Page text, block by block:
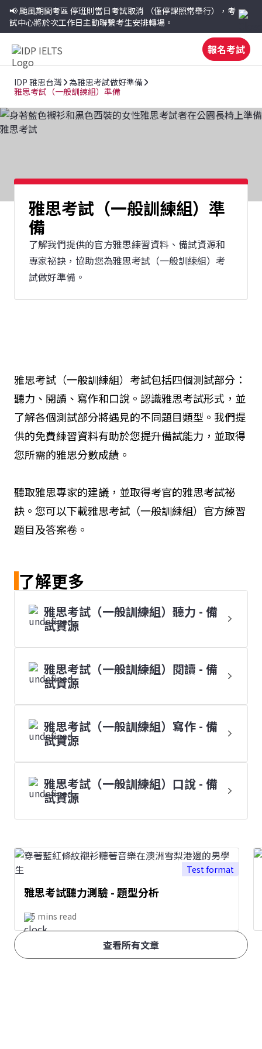
📢 颱風期間考區 停班則當日考試取消
（僅停課照常舉行），考
試中心將於次工作日主動聯繫考生安排轉場。
報名考試
IDP 雅思台灣 為雅思考試做好準備
雅思考試（一般訓練組）準備
雅思考試（一般訓練組）準
備
了解我們提供的官方雅思練習資料、備試資源和
專家祕訣，協助您為雅思考試（一般訓練組）考
試做好準備。
雅思考試（一般訓練組）考試包括四個測試部分：
聽力、閱讀、寫作和口說。認識雅思考試形式，並
了解各個測試部分將遇見的不同題目類型。我們提
供的免費練習資料有助於您提升備試能力，並取得
您所需的雅思分數成績。
聽取雅思專家的建議，並取得考官的雅思考試祕
訣。您可以下載雅思考試（一般訓練組）官方練習
題目及答案卷。
了解更多
雅思考試（一般訓練組）聽力 - 備
試資源
雅思考試（一般訓練組）閱讀 - 備
試資源
雅思考試（一般訓練組）寫作 - 備
試資源
雅思考試（一般訓練組）口說 - 備
試資源
查看所有文章
Test format
雅思考試聽力測驗 - 題型分析
5 mins read